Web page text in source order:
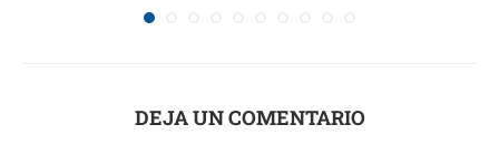
DEJA UN COMENTARIO